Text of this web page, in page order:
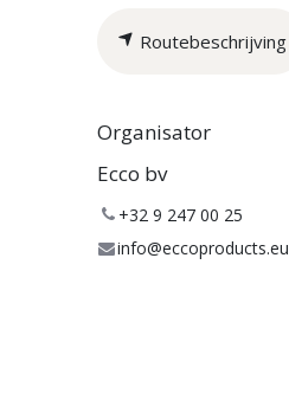
Routebeschrijving
Organisator
Ecco bv
+32 9 247 00 25
info@eccoproducts.eu